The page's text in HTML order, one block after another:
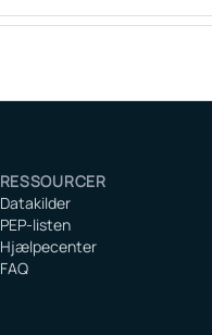
RESSOURCER
Datakilder
PEP-listen
Hjælpecenter
FAQ